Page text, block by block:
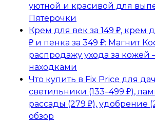
уютной и красивой для
Пятерочки
Крем для век за 149 ₽, крем
₽ и пенка за 349 ₽: Магнит
распродажу ухода за
находками
Что купить в Fix Price для
светильники (133–499 ₽),
рассады (279 ₽), удобрение
обзор